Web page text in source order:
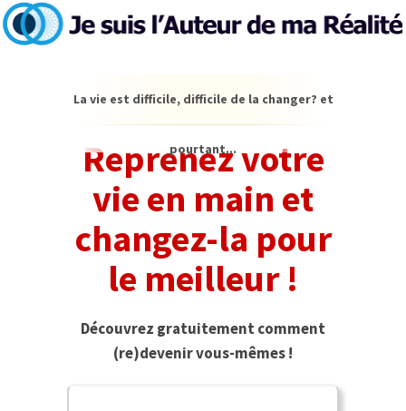
La vie est difficile, difficile de la changer? et
pourtant...
Reprenez votre
vie en main et
changez-la pour
le meilleur !
Découvrez gratuitement comment
(re)devenir vous-mêmes !